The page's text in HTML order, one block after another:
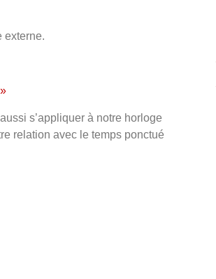
externe.
s’appliquer à notre horloge
relation avec le temps ponctué